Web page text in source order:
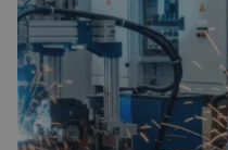
PRESENTATIE DOOR MOTOR
De sterk gereduceerde
ILSM-technologie
Motor)
levert ongekende
Dankzij directe aandrijving
tandwielen tot het verleden.